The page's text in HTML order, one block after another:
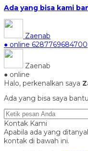
Ada yang bisa kami
Zaenab
● online 6287769684700
Zaenab
● online
Halo, perkenalkan saya
Ada yang bisa saya
Kontak Kami
Apabila ada yang
kontak di bawah ini.